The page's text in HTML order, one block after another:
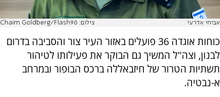
אביחי אדרעי צילום: Chaim Goldberg/Flash90
כוחות אוגדה 36 פועלים באזור העיר צור והסביבה בדרום
לבנון, וצה"ל המשיך גם הבוקר את פעילותו לטיהור
תשתיות הטרור של חיזבאללה ברכס הבופור ובמרחב
א-נבטיה.